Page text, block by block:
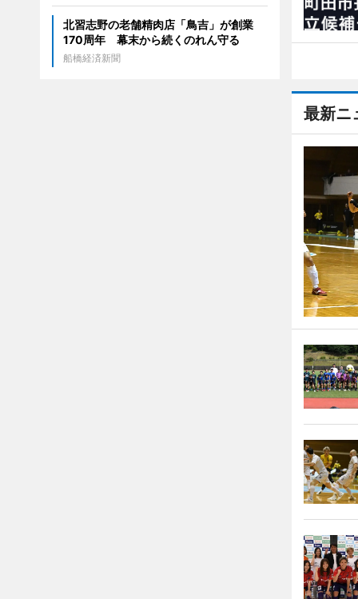
最新ニ
北習志野の老舗精肉店「鳥吉」が創業
170周年 幕末から続くのれん守る
船橋経済新聞